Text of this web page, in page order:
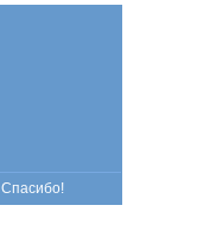
Спасибо!